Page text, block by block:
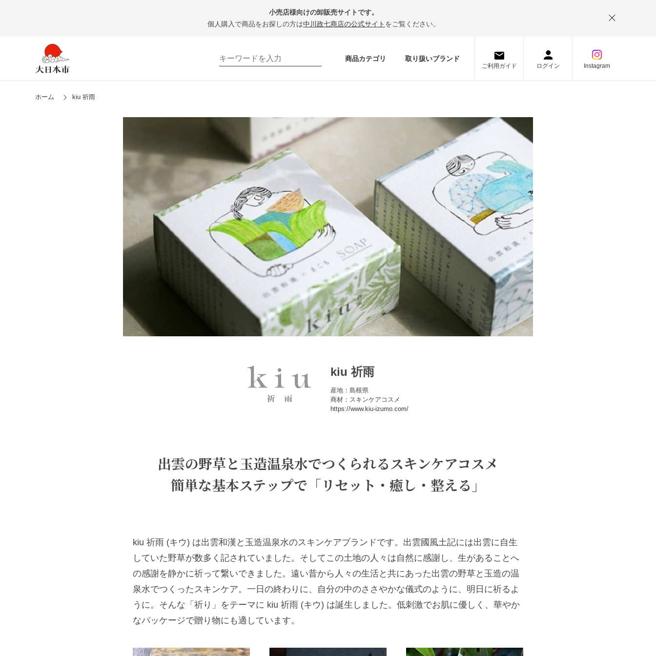
小売店様向けの卸販売サイトです。
個人購入で商品をお探しの方は中川政七商店の公式サイト をご覧ください。
商品カテゴリ 取り扱いブランド
ご利用ガイド ログイン Instagram
ホーム kiu 祈雨
kiu 祈雨
産地：島根県
商材：スキンケアコスメ
https://www.kiu-izumo.com/
出雲の野草と玉造温泉水でつくられるスキンケアコスメ
簡単な基本ステップで 「リセット・癒し・整える」
kiu 祈雨 (キウ) は出雲和漢と玉造温泉水のスキンケアブランドです。出雲國風土記には出雲に自生
していた野草が数多く記されていました。そしてこの土地の人々は自然に感謝し、生があることへ
の感謝を静かに祈って繋いできました。遠い昔から人々の生活と共にあった出雲の野草と玉造の温
泉水でつくったスキンケア。一日の終わりに、自分の中のささやかな儀式のように、明日に祈るよ
うに。そんな「祈り」をテーマに kiu 祈雨 (キウ) は誕生しました。低刺激でお肌に優しく、華やか
なパッケージで贈り物にも適しています。